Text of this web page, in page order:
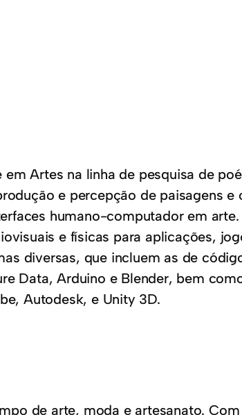
Artes na linha de pesquisa de
e percepção de paisagens e
humano-computador em arte.
e físicas para aplicações,
diversas, que incluem as de
Data, Arduino e Blender, bem
Autodesk, e Unity 3D.
de arte, moda e artesanato.